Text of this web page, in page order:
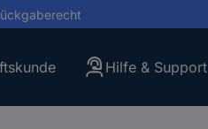
Hilfe & Support